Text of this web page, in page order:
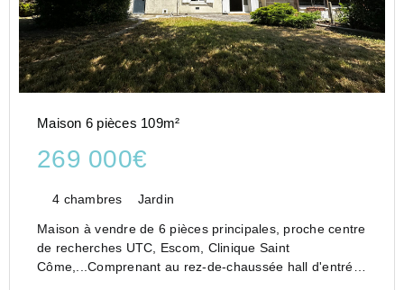
Maison 6 pièces 109m²
269 000€
4 chambres Jardin
Maison à vendre de 6 pièces principales, proche centre
de recherches UTC, Escom, Clinique Saint
Côme,...Comprenant au rez-de-chaussée hall d'entrée,